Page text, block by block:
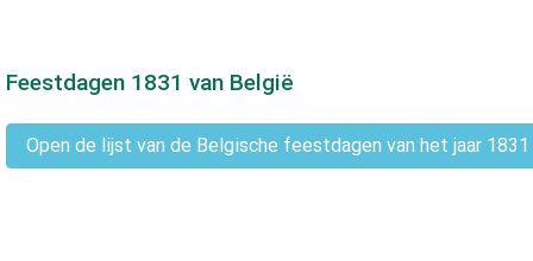
Feestdagen 1831 van België
Open de lijst van de Belgische feestdagen van het jaar 1831